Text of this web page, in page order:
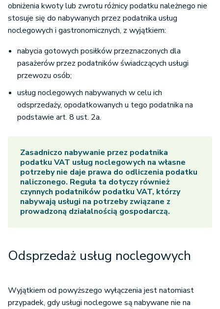
obniżenia kwoty lub zwrotu różnicy podatku należnego nie
stosuje się do nabywanych przez podatnika usług
noclegowych i gastronomicznych, z wyjątkiem:
nabycia gotowych posiłków przeznaczonych dla
pasażerów przez podatników świadczących usługi
przewozu osób;
usług noclegowych nabywanych w celu ich
odsprzedaży, opodatkowanych u tego podatnika na
podstawie art. 8 ust. 2a.
Zasadniczo nabywanie przez podatnika
podatku VAT usług noclegowych na własne
potrzeby nie daje prawa do odliczenia podatku
naliczonego. Reguła ta dotyczy również
czynnych podatników podatku VAT, którzy
nabywają usługi na potrzeby związane z
prowadzoną działalnością gospodarczą.
Odsprzedaż usług noclegowych
Wyjątkiem od powyższego wyłączenia jest natomiast
przypadek, gdy usługi noclegowe są nabywane nie na